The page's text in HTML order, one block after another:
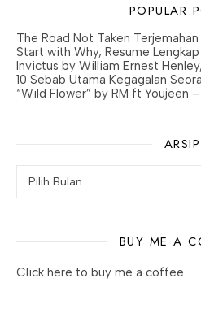
POPULAR
The Road Not Taken
Start with Why, Resume
Invictus by William Ernest
10 Sebab Utama Kegagalan
“Wild Flower” by RM ft Youjeen
ARSIP
BUY ME A
Click here to buy me a coffee